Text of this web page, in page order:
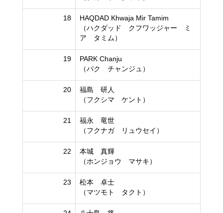
18
HAQDAD Khwaja Mir Tamim
（ハクダッド クフワッジャー ミ
ア タミム）
19
PARK Chanju
（パク チャンジュ）
20
福島 研人
（フクシマ ケント）
21
福永 竜世
（フクナガ リュウセイ）
22
本城 真輝
（ホンジョウ マサキ）
23
松本 卓士
（マツモト タクト）